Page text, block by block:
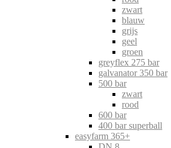
zwart
blauw
grijs
geel
groen
greyflex 275 bar
galvanator 350 bar
500 bar
zwart
rood
600 bar
400 bar superball
easyfarm 365+